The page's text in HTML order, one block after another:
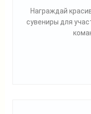
Награждай
сувениры для